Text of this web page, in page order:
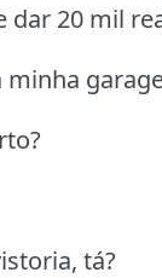
dar 20 mil
minha
tá?